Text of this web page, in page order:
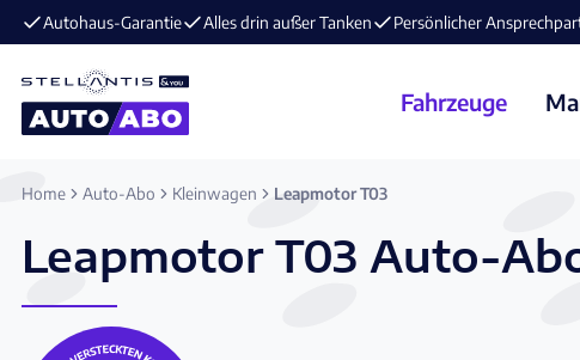
E-Mobilität im Angebot ⚡️ jetzt aufladen und losfahren!
Fahrzeuge
Home Auto-Abo Kleinwagen Leapmotor T03
Leapmotor T03 Auto-